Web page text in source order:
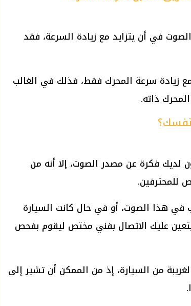
في أن يتزايد مع زيادة السرعة، فقد
زيادة سرعة المحرك فقط، فذلك في الغالب
ذاته.
لديك فكرة عن مصدر الصوت، إلا أنه من
للمحترفين.
هذا الصوت، أو في حال كانت السيارة
عليك الاتصال بفني مختص ليقوم بفحص
من السيارة، إذ من الممكن أن تشير إلى